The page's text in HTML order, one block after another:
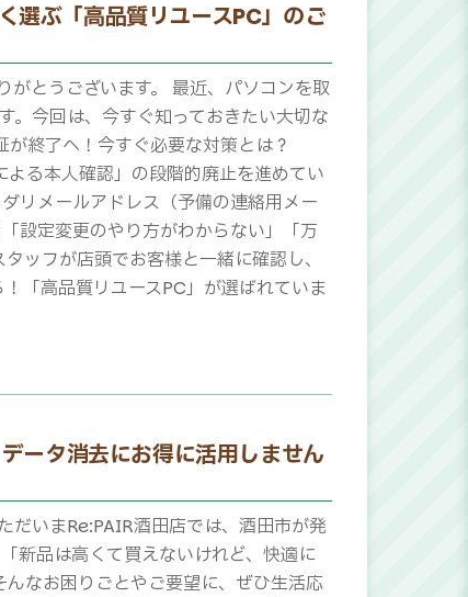
選ぶ「高品質リユースPC」のご
とうございます。 最近、パソコンを取
。今回は、今すぐ知っておきたい大切な
終了へ！今すぐ必要な対策とは？
る本人確認」の段階的廃止を進めてい
リメールアドレス（予備の連絡用メー
設定変更のやり方がわからない」「万
ッフが店頭でお客様と一緒に確認し、
「高品質リユースPC」が選ばれていま
ータ消去にお得に活用しません
だいまRe:PAIR酒田店では、酒田市が発
新品は高くて買えないけれど、快適に
なお困りごとやご要望に、ぜひ生活応